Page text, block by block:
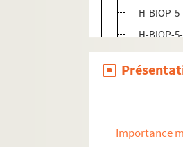
H-BIOP-
H-BIOP-
H-BIOP-
H-BIOP-
H-BIOP-
H-BIOP-
H-BIOP-
Importance